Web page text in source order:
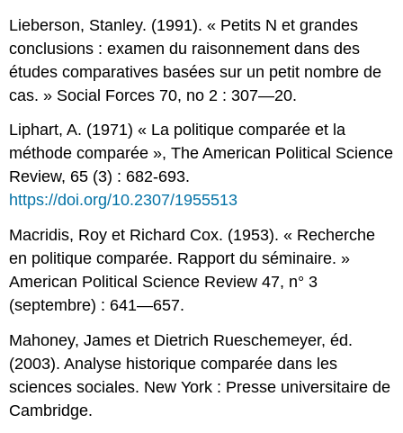
Lieberson, Stanley. (1991). « Petits N et grandes
conclusions : examen du raisonnement dans des
études comparatives basées sur un petit nombre de
cas. » Social Forces 70, no 2 : 307—20.
Liphart, A. (1971) « La politique comparée et la
méthode comparée », The American Political Science
Review, 65 (3) : 682-693.
https://doi.org/10.2307/1955513
Macridis, Roy et Richard Cox. (1953). « Recherche
en politique comparée. Rapport du séminaire. »
American Political Science Review 47, n° 3
(septembre) : 641—657.
Mahoney, James et Dietrich Rueschemeyer, éd.
(2003). Analyse historique comparée dans les
sciences sociales. New York : Presse universitaire de
Cambridge.